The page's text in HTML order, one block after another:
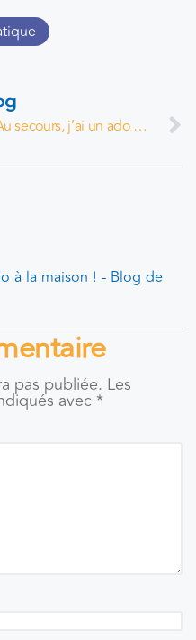
Au secours, j’ai un ado à la maison !
à la maison ! - Blog de
pas publiée. Les
avec *